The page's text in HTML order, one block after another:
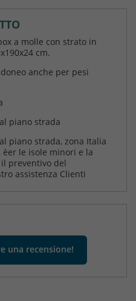
a molle con strato in
cm.
anche per pesi
piano strada
piano strada, zona Italia
èer le isole minori e la
preventivo del
assistenza Clienti
una recensione!